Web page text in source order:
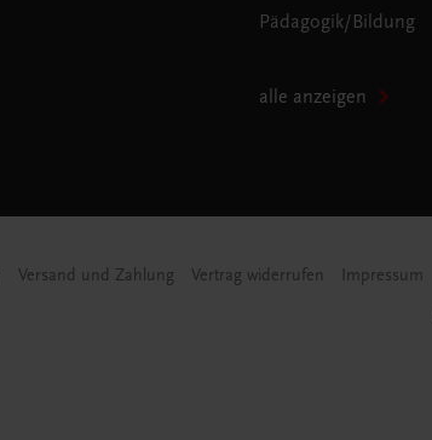
Pädagogik/Bildung
alle anzeigen
Versand und Zahlung Vertrag widerrufen Impressum